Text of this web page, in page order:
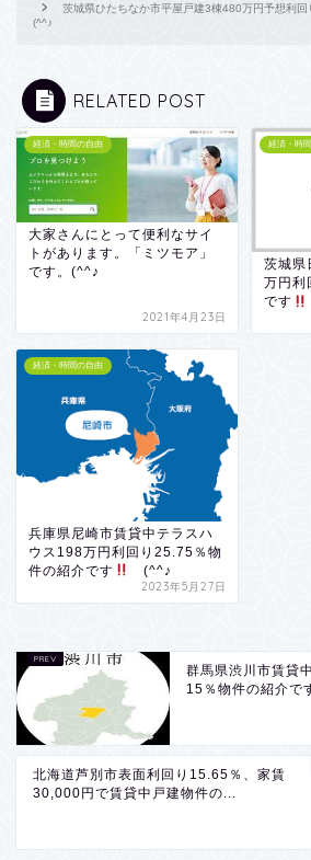
茨城県ひたちなか市平屋戸建3棟480万円予想利回
(^^♪
RELATED POST
経済・時間の自由
大家さんにとって便利なサイ
トがあります。「ミツモア」
です。(^^♪
2021年4月23日
経済・時
茨城県
万円利
です
経済・時間の自由
兵庫県尼崎市賃貸中テラスハ
ウス198万円利回り25.75％物
件の紹介です
(^^♪
2023年5月27日
群馬県渋川市賃貸
15％物件の紹介で
北海道芦別市表面利回り15.65％、家賃
30,000円で賃貸中戸建物件の...